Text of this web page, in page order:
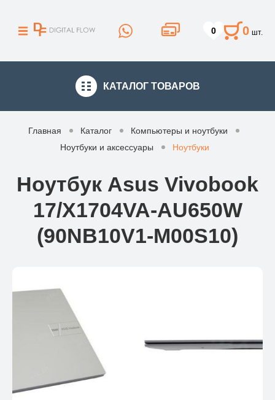
0 0 шт.
КАТАЛОГ ТОВАРОВ
Главная Каталог
Компьютеры и ноутбуки
Ноутбуки и аксессуары
Ноутбуки
Ноутбук Asus Vivobook
17/X1704VA-AU650W
(90NB10V1-M00S10)